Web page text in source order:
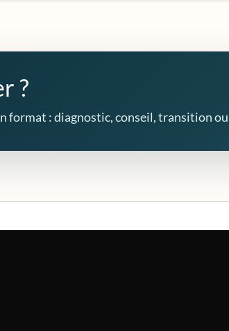
?
format : diagnostic, conseil, transition